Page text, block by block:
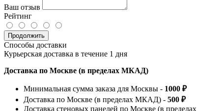
Ваш отзыв
Рейтинг
Продолжить
Способы доставки
Курьерская доставка в течение 1 дня
Доставка по Москве (в пределах МКАД)
Минимальная сумма заказа для Москвы - 1000 ₽
Доставка по Москве (в пределах МКАД) - 500 ₽
Доставка стеновых панелей по Москве (в пределах